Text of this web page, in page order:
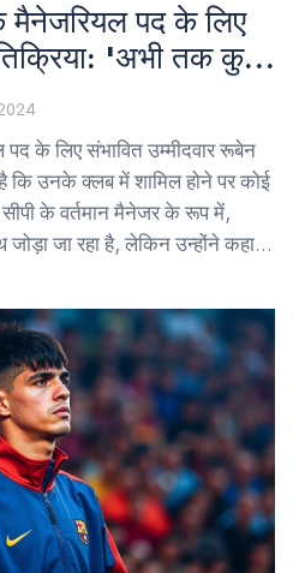
पद के लिए
'अभी तक कुछ
के लिए संभावित उम्मीदवार रूबेन
कि उनके क्लब में शामिल होने पर कोई
सीपी के वर्तमान मैनेजर के रूप में,
जा रहा है, लेकिन उन्होंने कहा